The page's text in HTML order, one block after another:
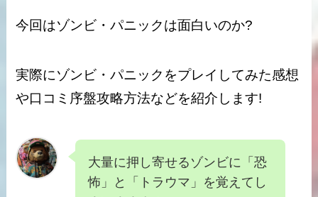
今回はゾンビ・パニックは面白いのか?
実際にゾンビ・パニックをプレイしてみた感想
や口コミ 序盤攻略方法などを紹介します!
大量に押し寄せるゾンビに「恐
怖」と「トラウマ」を覚えてし